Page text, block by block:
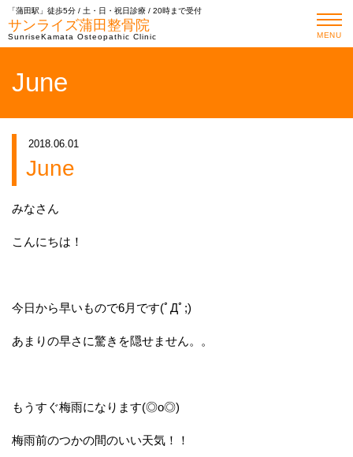
「蒲田駅」徒歩5分 / 土・日・祝日診療 / 20時まで受付
サンライズ蒲田整骨院
SunriseKamata Osteopathic Clinic MENU
June
2018.06.01
June
みなさん
こんにちは！
今日から早いもので6月です(ﾟДﾟ;)
あまりの早さに驚きを隠せません。。
もうすぐ梅雨になります(◎o◎)
梅雨前のつかの間のいい天気！！